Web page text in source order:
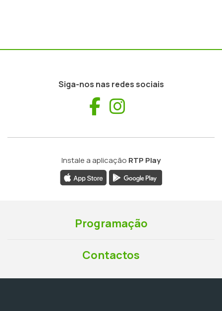
Siga-nos nas redes sociais
Facebook
Instale a aplicação RTP Play
Programação
Contactos